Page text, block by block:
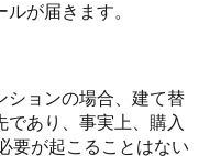
が届きます。
ションの場合、建て替
であり、事実上、購入
要が起こることはない